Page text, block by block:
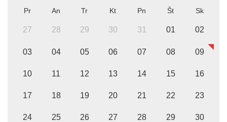
Pr An Tr Kt Pn Št Sk
27 28 29 30 31 01 02
03 04 05 06 07 08 09
10 11 12 13 14 15 16
17 18 19 20 21 22 23
24 25 26 27 28 29 30